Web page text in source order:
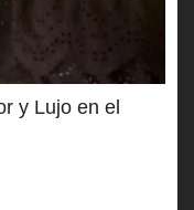
y Lujo en el